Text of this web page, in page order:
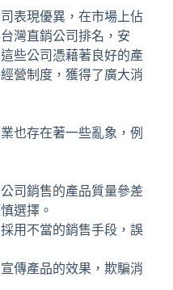
表現優異，在市場上佔
灣直銷公司排名，安
些公司憑藉著良好的產
營制度，獲得了廣大消
也存在著一些亂象，例
司銷售的產品質量參差
選擇。
用不當的銷售手段，誤
傳產品的效果，欺騙消